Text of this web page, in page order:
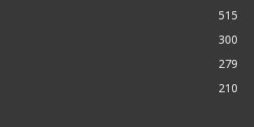
515
300
279
210